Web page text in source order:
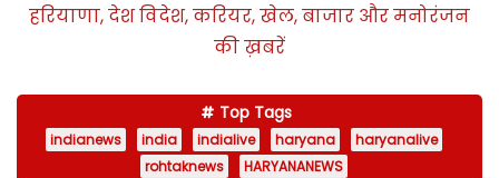
हरियाणा, देश विदेश, करियर, खेल, बाजार और मनोरंजन
की ख़बरें
Top Tags
indianews india indialive haryana
haryanalive
rohtaknews
HARYANANEWS